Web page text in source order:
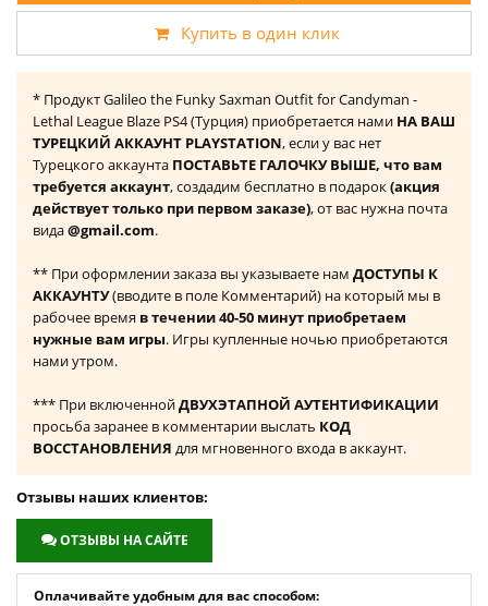
Купить в один клик
* Продукт Galileo the Funky Saxman Outfit for Candyman -
Lethal League Blaze PS4 (Турция) приобретается нами НА ВАШ
ТУРЕЦКИЙ АККАУНТ PLAYSTATION, если у вас нет
Турецкого аккаунта ПОСТАВЬТЕ ГАЛОЧКУ ВЫШЕ, что вам
требуется аккаунт, создадим бесплатно в подарок(акция
действует только при первом заказе), от вас нужна почта
вида@gmail.com.
** При оформлении заказа вы указываете нам ДОСТУПЫ К
АККАУНТУ(вводите в поле Комментарий) на который мы в
рабочее время в течении 40-50 минут приобретаем
нужные вам игры. Игры купленные ночью приобретаются
нами утром.
*** При включеннойДВУХЭТАПНОЙ АУТЕНТИФИКАЦИИ
просьба заранее в комментарии выслать КОД
ВОССТАНОВЛЕНИЯ для мгновенного входа в аккаунт.
Отзывы наших клиентов:
ОТЗЫВЫ НА САЙТЕ
Оплачивайте удобным для вас способом: